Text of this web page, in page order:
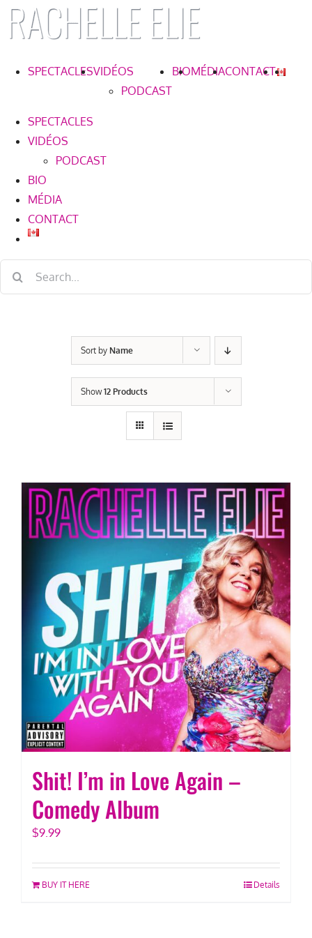
Skip
SPECTACLESVIDÉOS
PODCAST
BIOMÉDIACONTACT
SPECTACLES
VIDÉOS
PODCAST
BIO
MÉDIA
CONTACT
Search
Sort by Name
Show12 Products
Shit! I’m in Love Again –
Comedy Album
$9.99
BUY IT HERE Details